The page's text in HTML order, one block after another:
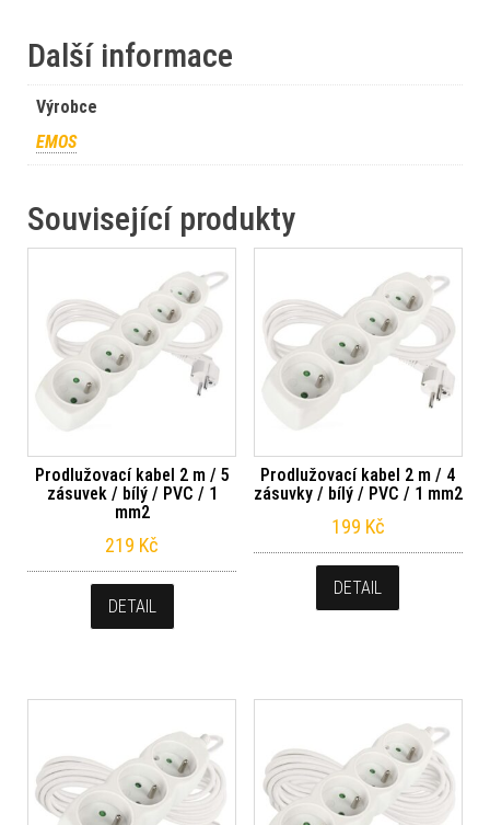
Další informace
Výrobce
EMOS
Související produkty
Prodlužovací kabel 2 m / 5
zásuvek / bílý / PVC / 1
mm2
219 Kč
DETAIL
Prodlužovací kabel 2 m / 4
zásuvky / bílý / PVC / 1 mm2
199 Kč
DETAIL